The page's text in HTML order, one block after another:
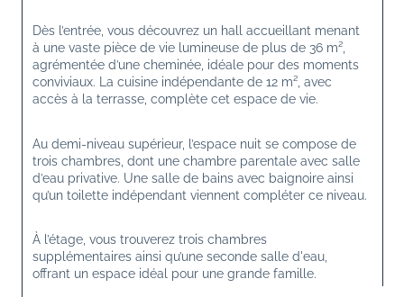
Dès l’entrée, vous découvrez un hall accueillant menant
à une vaste pièce de vie lumineuse de plus de 36 m²,
agrémentée d’une cheminée, idéale pour des moments
conviviaux. La cuisine indépendante de 12 m², avec
accès à la terrasse, complète cet espace de vie.
Au demi-niveau supérieur, l’espace nuit se compose de
trois chambres, dont une chambre parentale avec salle
d’eau privative. Une salle de bains avec baignoire ainsi
qu’un toilette indépendant viennent compléter ce niveau.
À l’étage, vous trouverez trois chambres
supplémentaires ainsi qu’une seconde salle d'eau,
offrant un espace idéal pour une grande famille.